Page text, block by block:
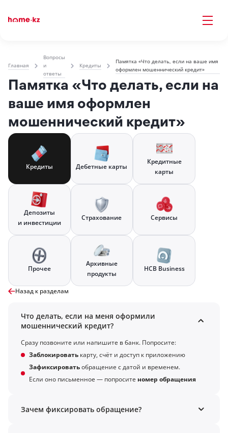
Главная
Вопросы
и
ответы
Кредиты
Памятка «Что делать, если на ваше имя
оформлен мошеннический кредит»
Памятка «Что делать, если на
ваше имя оформлен
мошеннический кредит»
Кредиты Дебетные карты
Кредитные
карты
Депозиты
и инвестиции
Страхование Сервисы
Прочее
Архивные
продукты
HCB Business
Назад к разделам
Что делать, если на меня оформили
мошеннический кредит?
Сразу позвоните или напишите в банк. Попросите:
Заблокировать карту, счёт и доступ к приложению
Зафиксироватьобращение с датой и временем.
Если оно письменное — попросите номер обращения
Зачем фиксировать обращение?